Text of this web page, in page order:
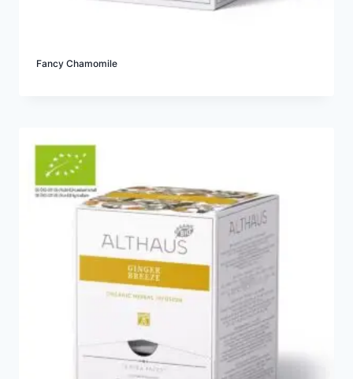
Fancy Chamomile